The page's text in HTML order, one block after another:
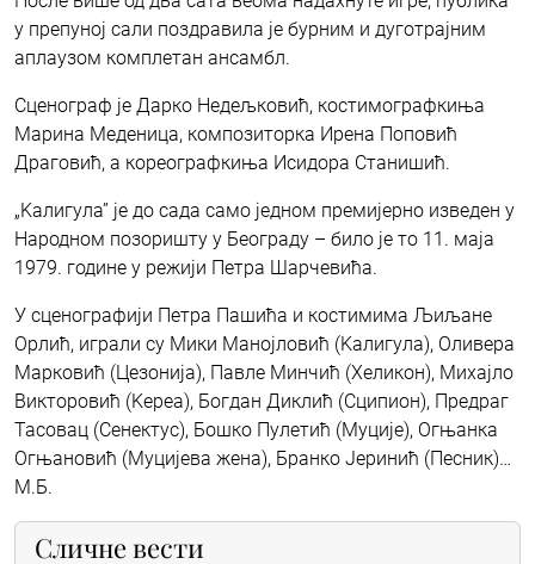
у препуној сали поздравила је бурним и дуготрајним
аплаузом комплетан ансамбл.
Сценограф је Дарко Недељковић, костимографкиња
Марина Меденица, композиторка Ирена Поповић
Драговић, а кореографкиња Исидора Станишић.
„Kалигула” је до сада само једном премијерно изведен у
Народном позоришту у Београду – било је то 11. маја
1979. године у режији Петра Шарчевића.
У сценографији Петра Пашића и костимима Љиљане
Орлић, играли су Мики Манојловић (Kалигула), Оливера
Марковић (Цезонија), Павле Минчић (Хеликон), Михајло
Викторовић (Kереа), Богдан Диклић (Сципион), Предраг
Тасовац (Сенектус), Бошко Пулетић (Муције), Огњанка
Огњановић (Муцијева жена), Бранко Јеринић (Песник)…
М.Б.
Сличне вести